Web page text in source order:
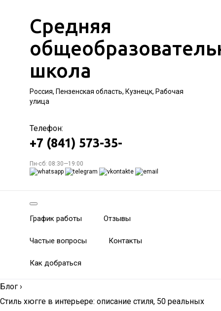
Средняя
школа
Россия, Пензенская область, Кузнецк, Рабочая
улица
Телефон:
+7 (841) 573-35-
Пн-сб: 08:30—19:00
График работы Отзывы
Частые вопросы Контакты
Как добраться
Блог ›
Стиль хюгге в интерьере: описание стиля, 50 реальных